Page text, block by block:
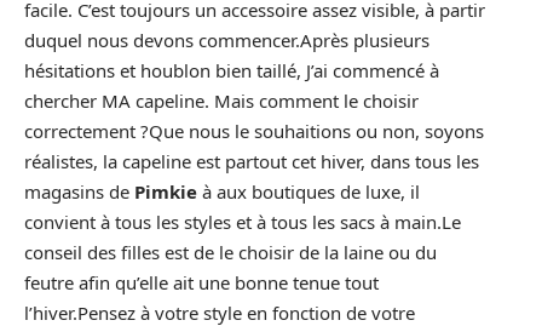
facile. C’est toujours un accessoire assez visible, à partir
duquel nous devons commencer.Après plusieurs
hésitations et houblon bien taillé, J’ai commencé à
chercher MA capeline. Mais comment le choisir
correctement ?Que nous le souhaitions ou non, soyons
réalistes, la capeline est partout cet hiver, dans tous les
magasins de Pimkie à aux boutiques de luxe, il
convient à tous les styles et à tous les sacs à main.Le
conseil des filles est de le choisir de la laine ou du
feutre afin qu’elle ait une bonne tenue tout
l’hiver.Pensez à votre style en fonction de votre